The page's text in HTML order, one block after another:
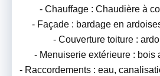
- Chauffage : Chaudière à
- Façade : bardage en
- Couverture toiture :
- Menuiserie extérieure : bois
- Raccordements : eau,